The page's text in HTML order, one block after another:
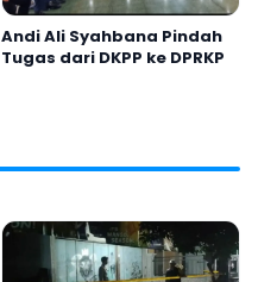
Andi Ali Syahbana Pindah
Tugas dari DKPP ke DPRKP